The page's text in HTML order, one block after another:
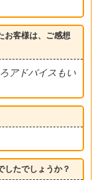
お客様は、ご感想
アドバイスもい
したでしょうか？